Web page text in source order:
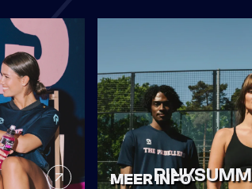
MEER INFO